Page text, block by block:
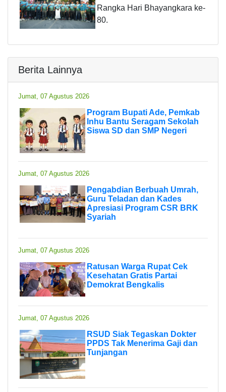
Rangka Hari Bhayangkara ke-
80.
Berita Lainnya
Jumat, 07 Agustus 2026
Program Bupati Ade, Pemkab
Inhu Bantu Seragam Sekolah
Siswa SD dan SMP Negeri
Jumat, 07 Agustus 2026
Pengabdian Berbuah Umrah,
Guru Teladan dan Kades
Apresiasi Program CSR BRK
Syariah
Jumat, 07 Agustus 2026
Ratusan Warga Rupat Cek
Kesehatan Gratis Partai
Demokrat Bengkalis
Jumat, 07 Agustus 2026
RSUD Siak Tegaskan Dokter
PPDS Tak Menerima Gaji dan
Tunjangan